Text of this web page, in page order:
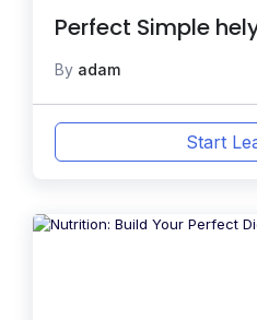
Perfect Simple
By adam
Start